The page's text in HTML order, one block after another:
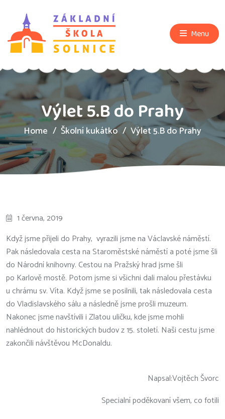
Menu
Výlet 5.B do Prahy
Home Školní kukátko Výlet 5.B do Prahy
1 června, 2019
Když jsme přijeli do Prahy, vyrazili jsme na Václavské náměstí.
Pak následovala cesta na Staroměstské náměstí a poté jsme šli
do Národní knihovny. Cestou na Pražský hrad jsme šli
po Karlově mostě. Potom jsme si všichni dali malou přestávku
u chrámu sv. Víta. Když jsme se posilnili, tak následovala cesta
do Vladislavského sálu a následně jsme prošli muzeum.
Nakonec jsme navštívili i Zlatou uličku, kde jsme mohli
nahlédnout do historických budov z 15. století. Naši cestu jsme
zakončili návštěvou McDonaldu.
Napsal:Vojtěch Švorc
Specialní poděkovaní všem, co fotili